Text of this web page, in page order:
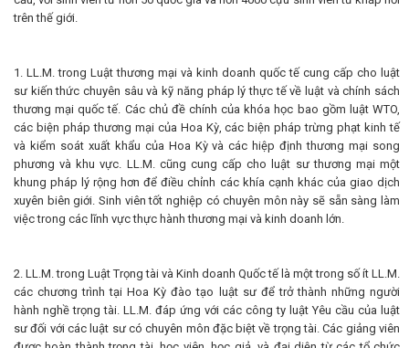
trên thế giới.
1. LL.M. trong Luật thương mại và kinh doanh quốc tế cung cấp cho luật
sư kiến ​​thức chuyên sâu và kỹ năng pháp lý thực tế về luật và chính sách
thương mại quốc tế. Các chủ đề chính của khóa học bao gồm luật WTO,
các biện pháp thương mại của Hoa Kỳ, các biện pháp trừng phạt kinh tế
và kiểm soát xuất khẩu của Hoa Kỳ và các hiệp định thương mại song
phương và khu vực. LL.M. cũng cung cấp cho luật sư thương mại một
khung pháp lý rộng hơn để điều chỉnh các khía cạnh khác của giao dịch
xuyên biên giới. Sinh viên tốt nghiệp có chuyên môn này sẽ sẵn sàng làm
việc trong các lĩnh vực thực hành thương mại và kinh doanh lớn.
2. LL.M. trong Luật Trọng tài và Kinh doanh Quốc tế là một trong số ít LL.M.
các chương trình tại Hoa Kỳ đào tạo luật sư để trở thành những người
hành nghề trọng tài. LL.M. đáp ứng với các công ty luật Yêu cầu của luật
sư đối với các luật sư có chuyên môn đặc biệt về trọng tài. Các giảng viên